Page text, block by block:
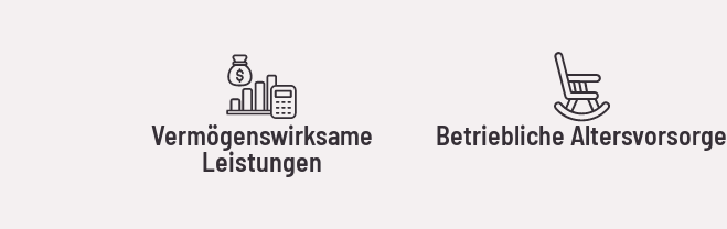
Vermögenswirksame
Leistungen
Betriebliche Altersvorsorge